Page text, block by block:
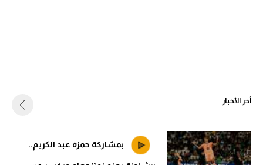
أخر الأخبار
بمشاركة حمزة عبد الكريم..